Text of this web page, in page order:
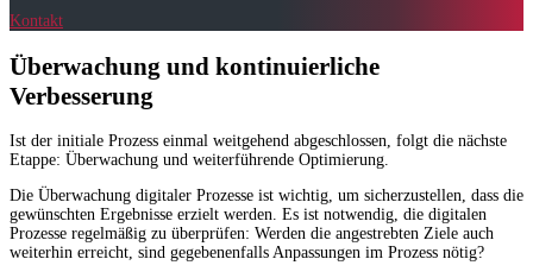
Kontakt
Überwachung und kontinuierliche
Verbesserung
Ist der initiale Prozess einmal weitgehend abgeschlossen, folgt die nächste
Etappe: Überwachung und weiterführende Optimierung.
Die Überwachung digitaler Prozesse ist wichtig, um sicherzustellen, dass die
gewünschten Ergebnisse erzielt werden. Es ist notwendig, die digitalen
Prozesse regelmäßig zu überprüfen: Werden die angestrebten Ziele auch
weiterhin erreicht, sind gegebenenfalls Anpassungen im Prozess nötig?